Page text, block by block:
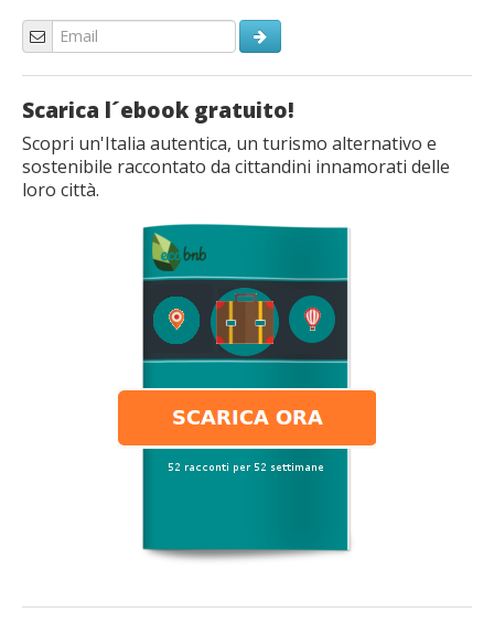
Scarica l´ebook gratuito!
Scopri un'Italia autentica, un turismo alternativo e
sostenibile raccontato da cittandini innamorati delle
loro città.